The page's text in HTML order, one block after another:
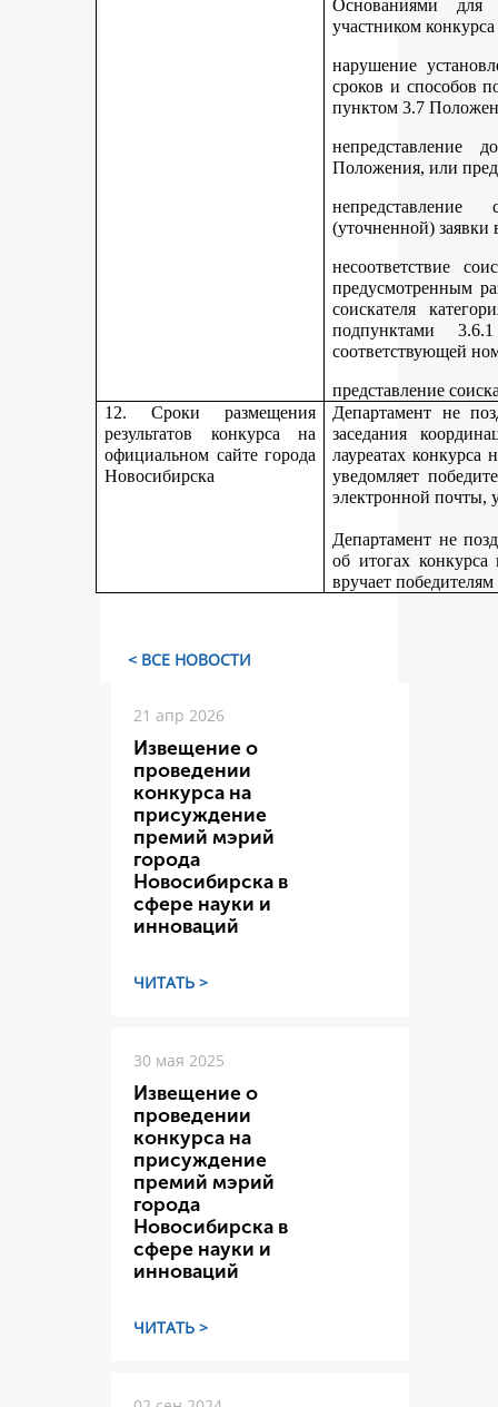
Основаниями для
участником
нарушение
сроков и способов
пунктом 3.7
непредставление
Положения, или
непредставление
(уточненной) заявки
несоответствие
предусмотренным
соискателя
подпунктами 3.6.1
соответствующей
представление
12. Сроки размещения
результатов конкурса на
официальном сайте города
Новосибирска
Департамент не
заседания
лауреатах
уведомляет
электронной почты,
Департамент не
об итогах
вручает
< ВСЕ НОВОСТИ
21 апр 2026
Извещение о
проведении
конкурса на
присуждение
премий мэрий
города
Новосибирска в
сфере науки и
инноваций
ЧИТАТЬ >
30 мая 2025
Извещение о
проведении
конкурса на
присуждение
премий мэрий
города
Новосибирска в
сфере науки и
инноваций
ЧИТАТЬ >